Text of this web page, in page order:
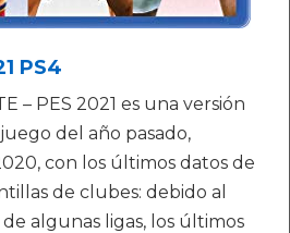
PS4
– PES 2021 es una versión
del año pasado,
con los últimos datos de
de clubes: debido al
algunas ligas, los últimos